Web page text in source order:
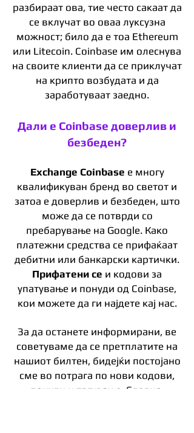
разбираат ова, тие често сакаат да
се вклучат во оваа луксузна
можност; било да е тоа Ethereum
или Litecoin. Coinbase им олеснува
на своите клиенти да се приклучат
на крипто возбудата и да
заработуваат заедно.
Дали е Coinbase доверлив и
безбеден?
Exchange Coinbase е многу
квалификуван бренд во светот и
затоа е доверлив и безбеден, што
може да се потврди со
пребарување на Google. Како
платежни средства се прифаќаат
дебитни или банкарски картички.
Прифатени се и кодови за
упатување и понуди од Coinbase,
кои можете да ги најдете кај нас.
За да останете информирани, ве
советуваме да се претплатите на
нашиот билтен, бидејќи постојано
сме во потрага по нови кодови,
понуди и тргување. Следно,